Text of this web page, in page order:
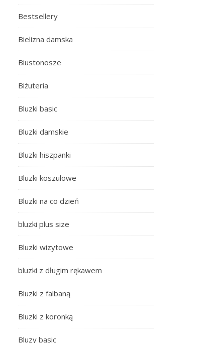
Bestsellery
Bielizna damska
Biustonosze
Biżuteria
Bluzki basic
Bluzki damskie
Bluzki hiszpanki
Bluzki koszulowe
Bluzki na co dzień
bluzki plus size
Bluzki wizytowe
bluzki z długim rękawem
Bluzki z falbaną
Bluzki z koronką
Bluzy basic